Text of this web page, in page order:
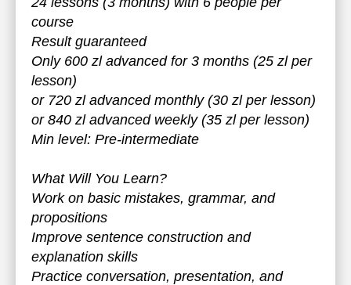
course
Result guaranteed
Only 600 zl advanced for 3 months (25 zl per
lesson)
or 720 zl advanced monthly (30 zl per lesson)
or 840 zl advanced weekly (35 zl per lesson)
Min level: Pre-intermediate
What Will You Learn?
Work on basic mistakes, grammar, and
propositions
Improve sentence construction and
explanation skills
Practice conversation, presentation, and